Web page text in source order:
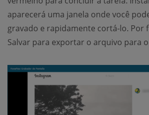
aparecerá uma janela onde você
gravado e rapidamente cortá-lo. Por
Salvar para exportar o arquivo para o